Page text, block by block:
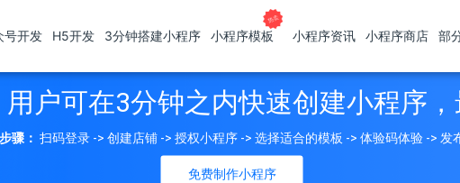
号开发 H5开发 3分钟搭建小程序 小程序模板 小程序资讯 小程序商店 部
户可在3分钟之内快速创建小程序
免费制作小程序
骤： 扫码登录 -> 创建店铺 -> 授权小程序 -> 选择适合的模板 -> 体验码体验 -> 发